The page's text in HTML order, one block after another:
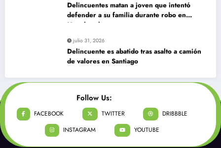
Delincuentes matan a joven que intentó
defender a su familia durante robo en
Huechuraba
julio 31, 2026
Delincuente es abatido tras asalto a camión
de valores en Santiago
Follow Us:
FACEBOOK TWITTER
DRIBBBLE
INSTAGRAM
YOUTUBE